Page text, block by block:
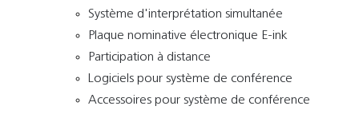
Système d'interprétation simultanée
Plaque nominative électronique E-ink
Participation à distance
Logiciels pour système de conférence
Accessoires pour système de conférence